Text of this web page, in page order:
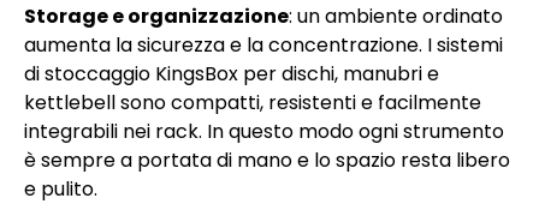
Storage e organizzazione: un ambiente ordinato
aumenta la sicurezza e la concentrazione. I sistemi
di stoccaggio KingsBox per dischi, manubri e
kettlebell sono compatti, resistenti e facilmente
integrabili nei rack. In questo modo ogni strumento
è sempre a portata di mano e lo spazio resta libero
e pulito.